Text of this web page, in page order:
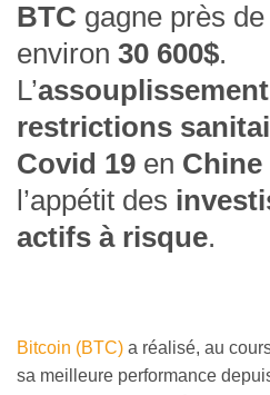
BTC gagne près de
environ 30 600$.
L’assouplissement
restrictions
Covid 19 en Chine
l’appétit des
actifs à risque.
Bitcoin (BTC) a réalisé, au
sa meilleure performance